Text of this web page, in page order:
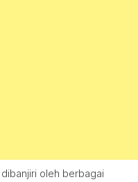
oleh berbagai